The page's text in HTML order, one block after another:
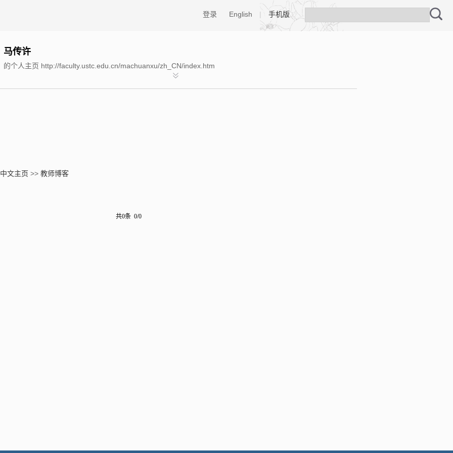
登录 English | 手机版
马传许
的个人主页 http://faculty.ustc.edu.cn/machuanxu/zh_CN/index.htm
中文主页 >> 教师博客
共0条 0/0